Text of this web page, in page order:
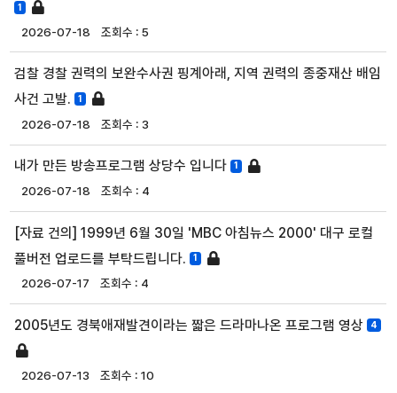
1
2026-07-18 5
검찰 경찰 권력의 보완수사권 핑계아래, 지역 권력의 종중재산 배임
사건 고발.
1
2026-07-18 3
내가 만든 방송프로그램 상당수 입니다 1
2026-07-18 4
[자료 건의] 1999년 6월 30일 'MBC 아침뉴스 2000' 대구 로컬
풀버전 업로드를 부탁드립니다.
1
2026-07-17 4
2005년도 경북애재발견이라는 짧은 드라마나온 프로그램 영상 4
2026-07-13 10